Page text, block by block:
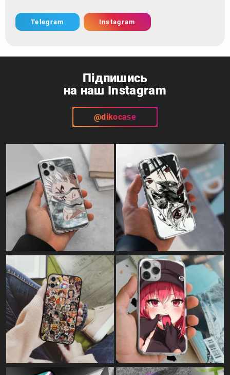
Telegram Instagram
Підпишись
на наш Instagram
@dikocase